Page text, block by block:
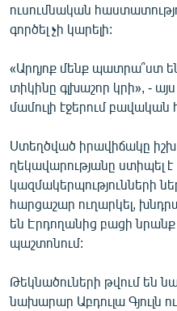
ուսումնական
գործել չի կարելի:
«Արդյոք մենք պատրա՞ստ
տիկինը գլխաշոր կրի», -
մամուլի էջերում բավական
Ստեղծված իրավիճակը
ղեկավարությանը ստիպել
կազմակերպությունների
հարցաշար ուղարկել,
են Էրդողանից բացի
պաշտոնում:
Թեկնածուների թվում են
նախարար Աբդուլա Գյուլն